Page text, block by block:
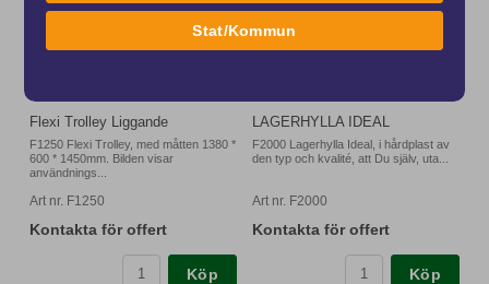
Flexi Trolley Liggande
F1250 Flexi Trolley, med måtten 1380 *
600 * 1450mm. Bilden visar
användnings...
Art nr. F1250
Kontakta för offert
Köp
LAGERHYLLA IDEAL
F2000 Lagerhylla Ideal, i hårdplast av
den typ och kvalité, att Du själv, uta...
Art nr. F2000
Kontakta för offert
Köp
Stat/Kommun